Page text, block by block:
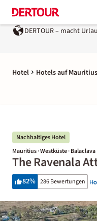
DERTOUR – macht
Hotel Hotels auf Mauritius
Nachhaltiges Hotel
Mauritius · Westküste · Balaclava
The Ravenala
82% 286 Bewertungen